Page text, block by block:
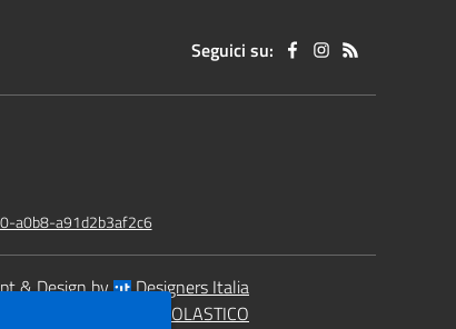
Seguici su:
a0b8-a91d2b3af2c6
& Design by
Designers Italia
SCUOLASTICO